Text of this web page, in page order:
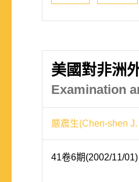
美國對非洲
Examination
嚴震生(Chen-shen J.
41卷6期(2002/11/01)